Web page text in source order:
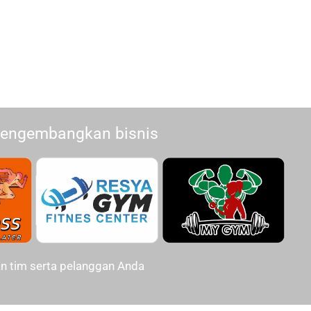
bisnis
tim serta pelanggan Anda